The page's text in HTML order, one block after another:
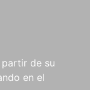
de su
en el